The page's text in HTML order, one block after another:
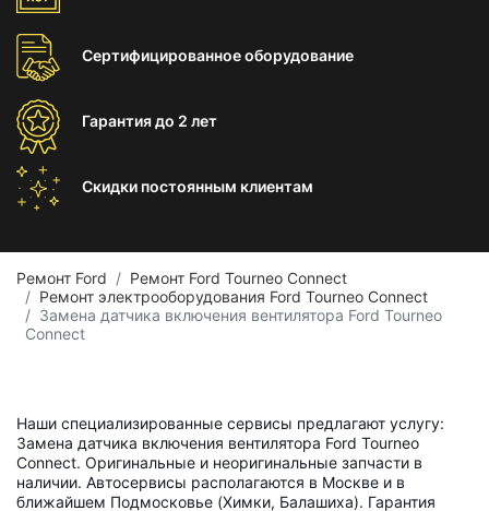
Сертифицированноеоборудование
Гарантиядо 2 лет
Скидки постоянным клиентам
Ремонт Ford
Ремонт Ford Tourneo Connect
Ремонт электрооборудования Ford Tourneo Connect
Замена датчика включения вентилятора Ford Tourneo
Connect
Наши специализированные сервисы предлагают услугу:
Замена датчика включения вентилятора Ford Tourneo
Connect. Оригинальные и неоригинальные запчасти в
наличии. Автосервисы располагаются в Москве и в
ближайшем Подмосковье (Химки, Балашиха). Гарантия